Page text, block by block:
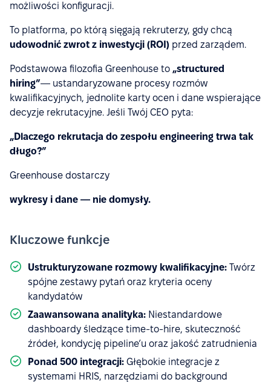
możliwości konfiguracji.
To platforma, po którą sięgają rekruterzy, gdy chcą
udowodnić zwrot z inwestycji (ROI) przed zarządem.
Podstawowa filozofia Greenhouse to „structured
hiring”— ustandaryzowane procesy rozmów
kwalifikacyjnych, jednolite karty ocen i dane wspierające
decyzje rekrutacyjne. Jeśli Twój CEO pyta:
„Dlaczego rekrutacja do zespołu engineering trwa tak
długo?”
Greenhouse dostarczy
wykresy i dane — nie domysły.
Kluczowe funkcje
Ustrukturyzowane rozmowy kwalifikacyjne: Twórz
spójne zestawy pytań oraz kryteria oceny
kandydatów
Zaawansowana analityka: Niestandardowe
dashboardy śledzące time-to-hire, skuteczność
źródeł, kondycję pipeline’u oraz jakość zatrudnienia
Ponad 500 integracji: Głębokie integracje z
systemami HRIS, narzędziami do background